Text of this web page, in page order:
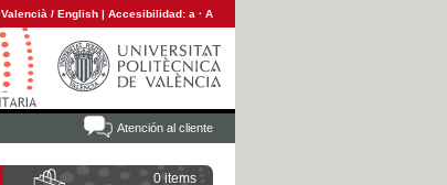
Valencià / English | Accesibilidad: a · A
Atención al cliente
0 items